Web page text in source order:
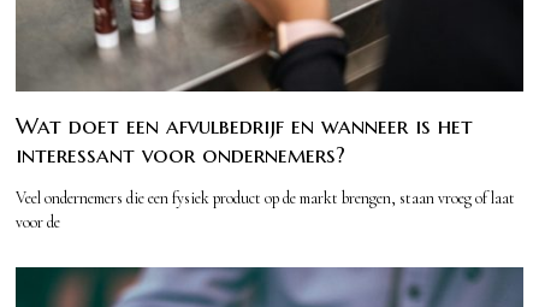
Wat doet een afvulbedrijf en wanneer is het
interessant voor ondernemers?
Veel ondernemers die een fysiek product op de markt brengen, staan vroeg of laat
voor de